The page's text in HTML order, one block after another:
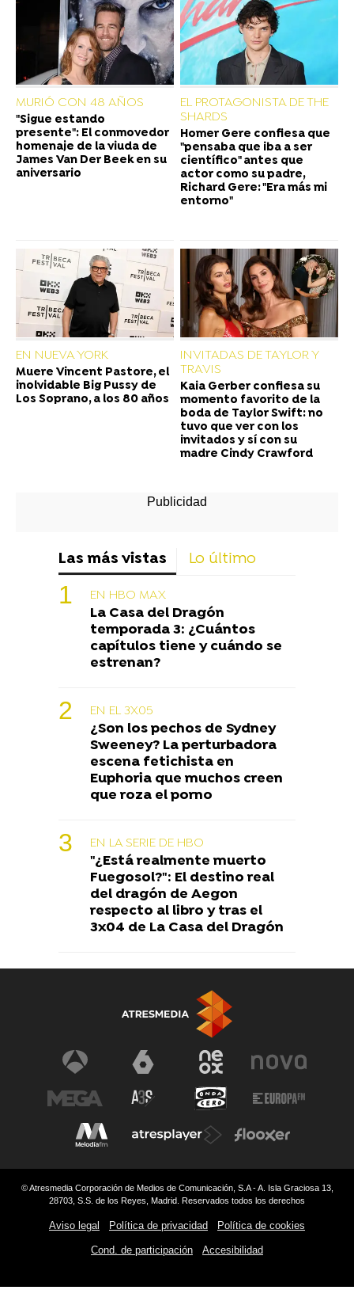
MURIÓ CON 48 AÑOS
"Sigue estando
presente": El conmovedor
homenaje de la viuda de
James Van Der Beek en su
aniversario
EL PROTAGONISTA DE THE
SHARDS
Homer Gere confiesa que
"pensaba que iba a ser
científico" antes que
actor como su padre,
Richard Gere: "Era más mi
entorno"
EN NUEVA YORK
Muere Vincent Pastore, el
inolvidable Big Pussy de
Los Soprano, a los 80 años
INVITADAS DE TAYLOR Y
TRAVIS
Kaia Gerber confiesa su
momento favorito de la
boda de Taylor Swift: no
tuvo que ver con los
invitados y sí con su
madre Cindy Crawford
Las más vistas Lo último
EN HBO MAX
La Casa del Dragón
temporada 3: ¿Cuántos
capítulos tiene y cuándo se
estrenan?
EN EL 3X05
¿Son los pechos de Sydney
Sweeney? La perturbadora
escena fetichista en
Euphoria que muchos creen
que roza el porno
EN LA SERIE DE HBO
"¿Está realmente muerto
Fuegosol?": El destino real
del dragón de Aegon
respecto al libro y tras el
3x04 de La Casa del Dragón
© Atresmedia Corporación de Medios de Comunicación, S.A - A. Isla Graciosa 13,
28703, S.S. de los Reyes, Madrid. Reservados todos los derechos
Aviso legal Política de privacidad Política de cookies
Cond. de participación Accesibilidad